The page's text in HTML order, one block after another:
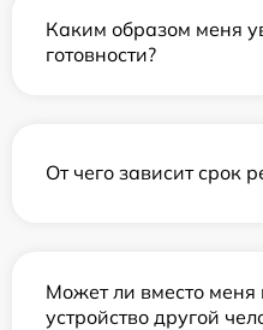
Каким образом меня
готовности?
От чего зависит срок
Может ли вместо меня
устройство другой